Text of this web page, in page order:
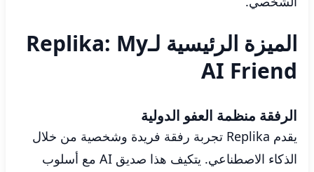
الميزة الرئيسية لـReplika: My
AI Friend
الرفقة منظمة العفو الدولية
يقدم Replika تجربة رفقة فريدة وشخصية من خلال
الذكاء الاصطناعي. يتكيف هذا صديق AI مع أسلوب